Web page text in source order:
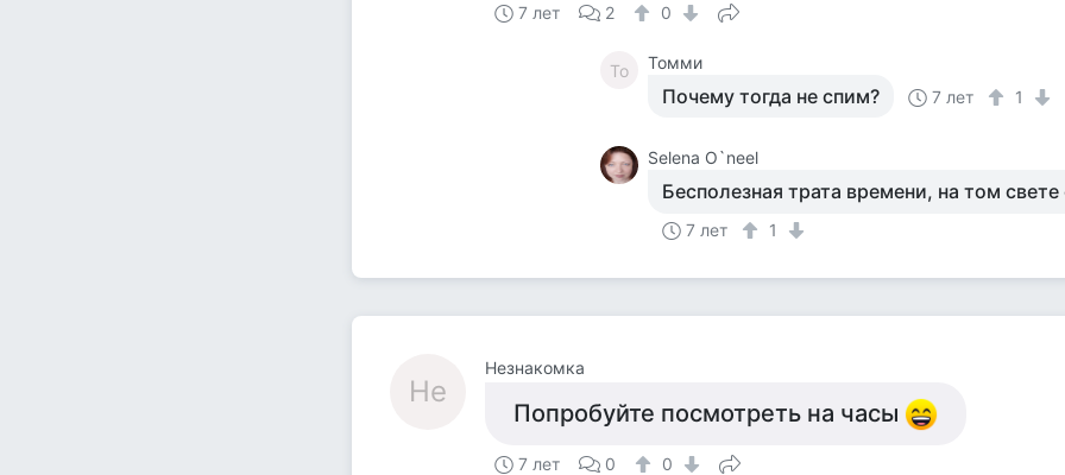
7 лет 2 0
То Томми
Почему тогда не спим? 7 лет 1
Selena O`neel
Бесполезная трата времени, на том
7 лет 1
Не
Незнакомка
Попробуйте посмотреть на часы
7 лет 0 0